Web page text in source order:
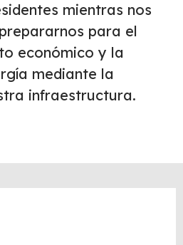
mientras nos
para el
económico y la
mediante la
infraestructura.